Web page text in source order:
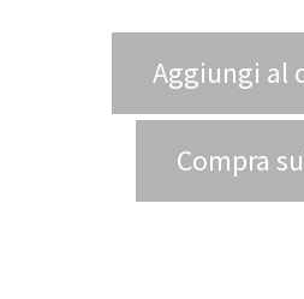
Aggiungi al
Compra